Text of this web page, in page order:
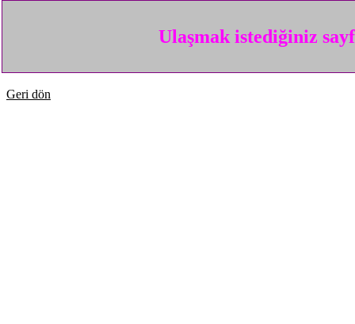
Ulaşmak istediğiniz
Geri dön